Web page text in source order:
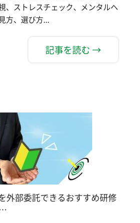
、ストレスチェック、メンタルヘ
方、選び方...
記事を読む →
外部委託できるおすすめ研修